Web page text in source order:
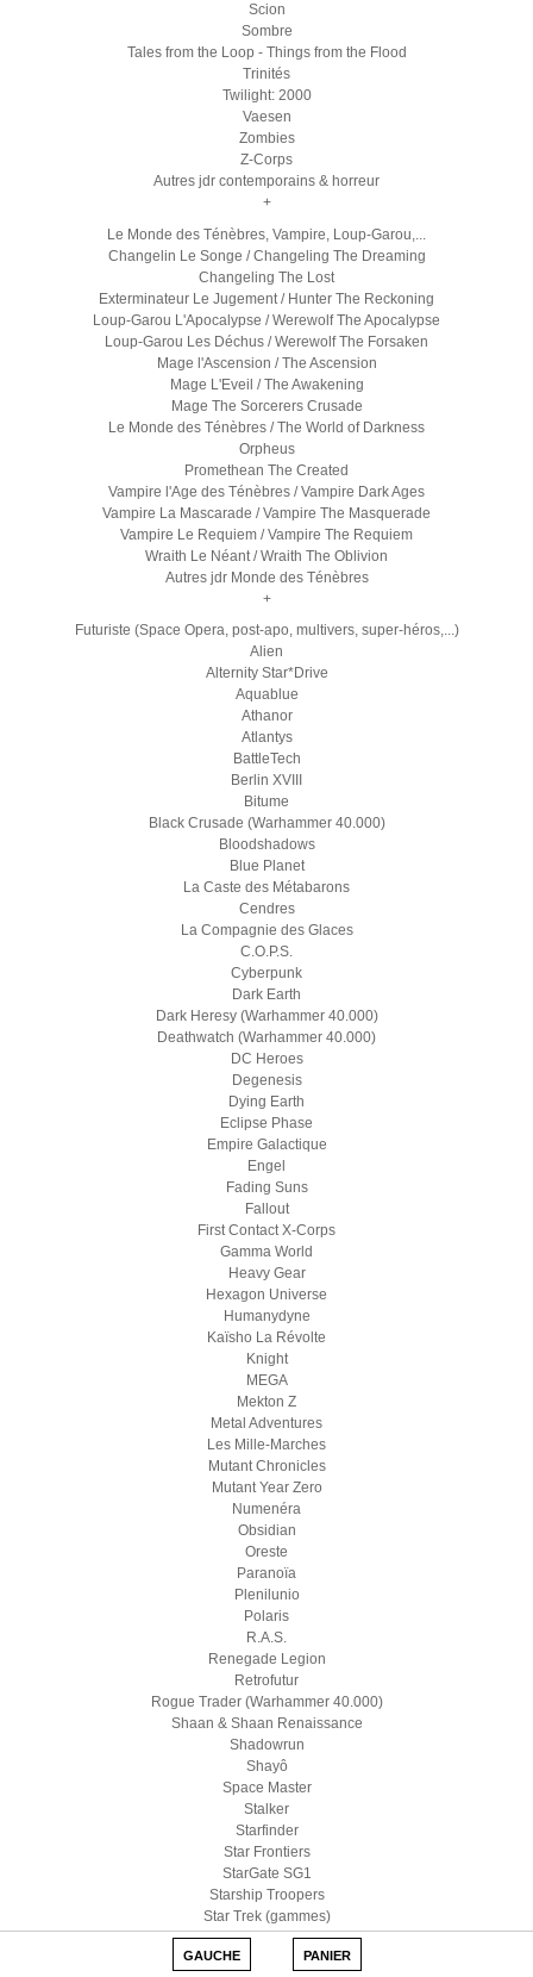
Scion
Sombre
Tales from the Loop - Things from the Flood
Trinités
Twilight: 2000
Vaesen
Zombies
Z-Corps
Autres jdr contemporains & horreur
+
Le Monde des Ténèbres, Vampire, Loup-Garou,...
Changelin Le Songe / Changeling The Dreaming
Changeling The Lost
Exterminateur Le Jugement / Hunter The Reckoning
Loup-Garou L'Apocalypse / Werewolf The Apocalypse
Loup-Garou Les Déchus / Werewolf The Forsaken
Mage l'Ascension / The Ascension
Mage L'Eveil / The Awakening
Mage The Sorcerers Crusade
Le Monde des Ténèbres / The World of Darkness
Orpheus
Promethean The Created
Vampire l'Age des Ténèbres / Vampire Dark Ages
Vampire La Mascarade / Vampire The Masquerade
Vampire Le Requiem / Vampire The Requiem
Wraith Le Néant / Wraith The Oblivion
Autres jdr Monde des Ténèbres
+
Futuriste (Space Opera, post-apo, multivers, super-héros,...)
Alien
Alternity Star*Drive
Aquablue
Athanor
Atlantys
BattleTech
Berlin XVIII
Bitume
Black Crusade (Warhammer 40.000)
Bloodshadows
Blue Planet
La Caste des Métabarons
Cendres
La Compagnie des Glaces
C.O.P.S.
Cyberpunk
Dark Earth
Dark Heresy (Warhammer 40.000)
Deathwatch (Warhammer 40.000)
DC Heroes
Degenesis
Dying Earth
Eclipse Phase
Empire Galactique
Engel
Fading Suns
Fallout
First Contact X-Corps
Gamma World
Heavy Gear
Hexagon Universe
Humanydyne
Kaïsho La Révolte
Knight
MEGA
Mekton Z
Metal Adventures
Les Mille-Marches
Mutant Chronicles
Mutant Year Zero
Numenéra
Obsidian
Oreste
Paranoïa
Plenilunio
Polaris
R.A.S.
Renegade Legion
Retrofutur
Rogue Trader (Warhammer 40.000)
Shaan & Shaan Renaissance
Shadowrun
Shayô
Space Master
Stalker
Starfinder
Star Frontiers
StarGate SG1
Starship Troopers
Star Trek (gammes)
Star Wars D6
Star Wars (Edge)
GAUCHE PANIER